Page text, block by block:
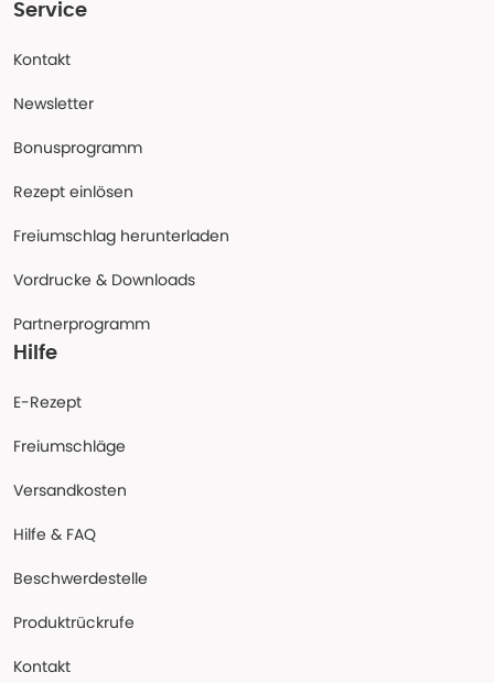
Service
Kontakt
Newsletter
Bonusprogramm
Rezept einlösen
Freiumschlag herunterladen
Vordrucke & Downloads
Partnerprogramm
Hilfe
E-Rezept
Freiumschläge
Versandkosten
Hilfe & FAQ
Beschwerdestelle
Produktrückrufe
Kontakt